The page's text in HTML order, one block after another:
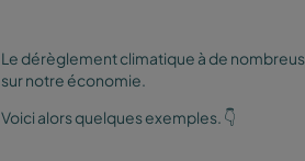
Le dérèglement climatique à de
sur notre économie.
Voici alors quelques exemples. 👇